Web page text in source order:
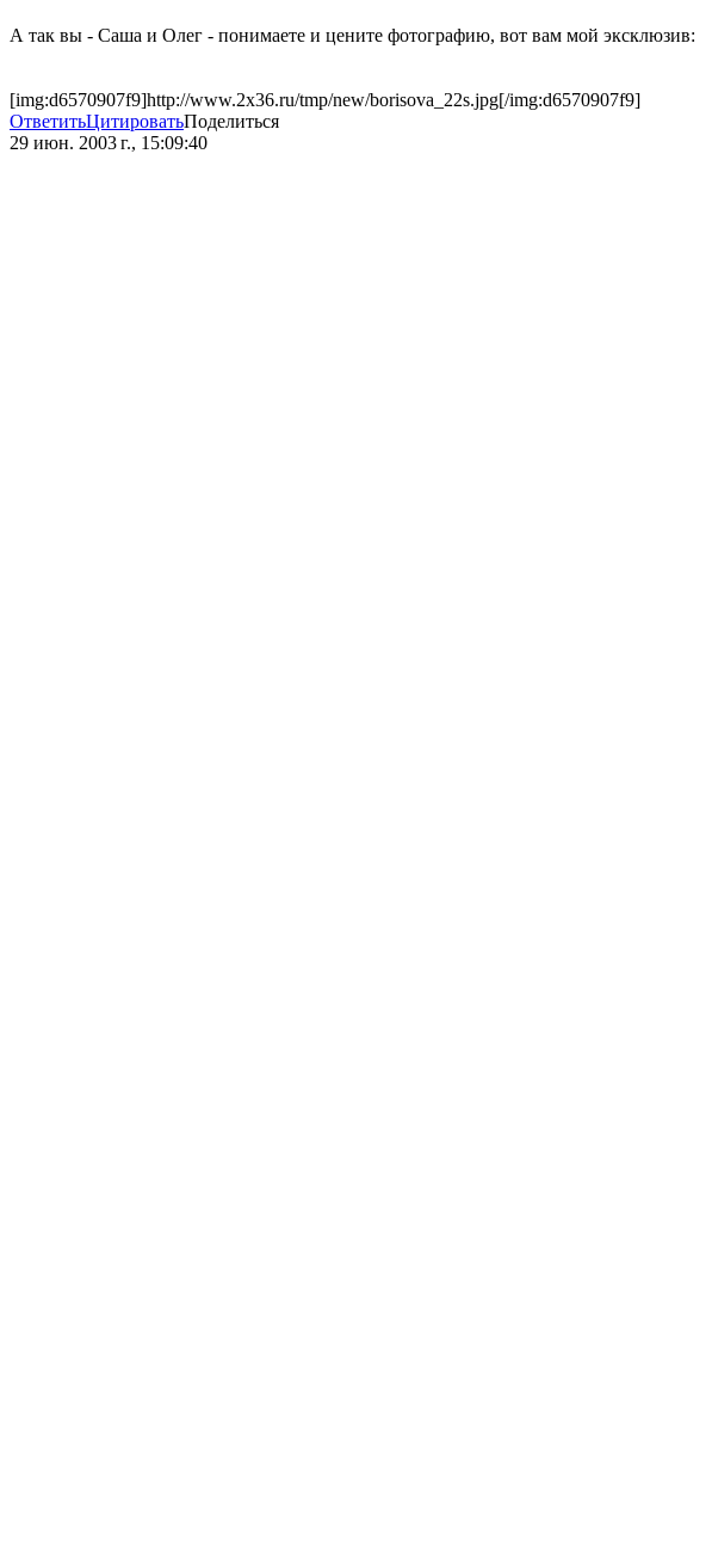
А так вы - Саша и Олег - понимаете и цените фотографию, вот вам мой эксклюзив:
[img:d6570907f9]http://www.2x36.ru/tmp/new/borisova_22s.jpg[/img:d6570907f9]
ОтветитьЦитироватьПоделиться
29 июн. 2003 г., 15:09:40